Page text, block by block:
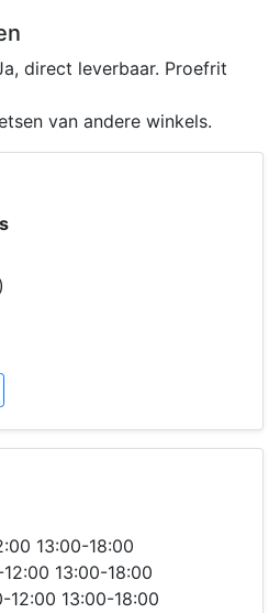
direct leverbaar. Proefrit
van andere winkels.
13:00-18:00
13:00-18:00
12:00 13:00-18:00